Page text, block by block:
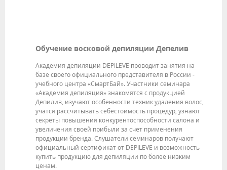
Обучение восковой депиляции Депелив
Академия депиляции DEPILEVE проводит занятия на
базе своего официального представителя в России -
учебного центра «СмартБай». Участники семинара
«Академия депиляция» знакомятся с продукцией
Депилив, изучают особенности техник удаления волос,
учатся рассчитывать себестоимость процедур, узнают
секреты повышения конкурентоспособности салона и
увеличения своей прибыли за счет применения
продукции бренда. Слушатели семинаров получают
официальный сертификат от DEPILEVE и возможность
купить продукцию для депиляции по более низким
ценам.